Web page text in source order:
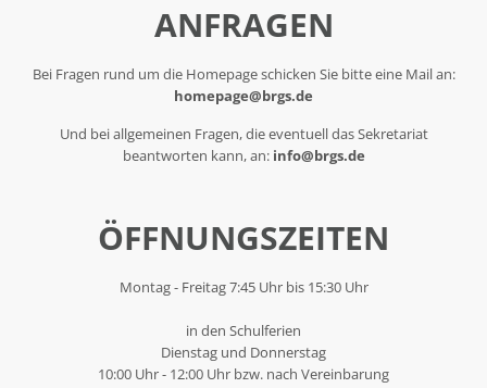
ANFRAGEN
Bei Fragen rund um die Homepage schicken Sie bitte eine Mail an:
homepage@brgs.de
Und bei allgemeinen Fragen, die eventuell das Sekretariat
beantworten kann, an: info@brgs.de
ÖFFNUNGSZEITEN
Montag - Freitag 7:45 Uhr bis 15:30 Uhr
in den Schulferien
Dienstag und Donnerstag
10:00 Uhr - 12:00 Uhr bzw. nach Vereinbarung